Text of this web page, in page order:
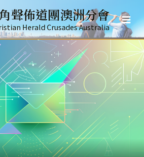
聲佈道團澳洲分會
Herald Crusades Australia
Main